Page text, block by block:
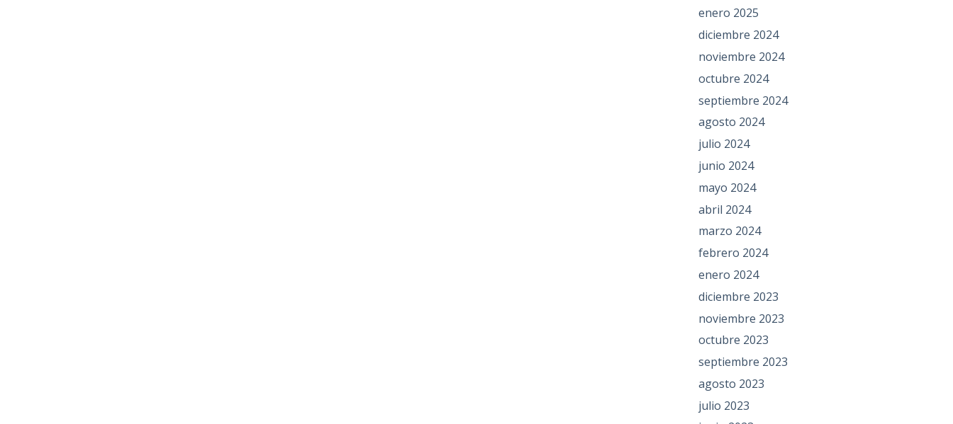
enero 2025
diciembre 2024
noviembre 2024
octubre 2024
septiembre 2024
agosto 2024
julio 2024
junio 2024
mayo 2024
abril 2024
marzo 2024
febrero 2024
enero 2024
diciembre 2023
noviembre 2023
octubre 2023
septiembre 2023
agosto 2023
julio 2023